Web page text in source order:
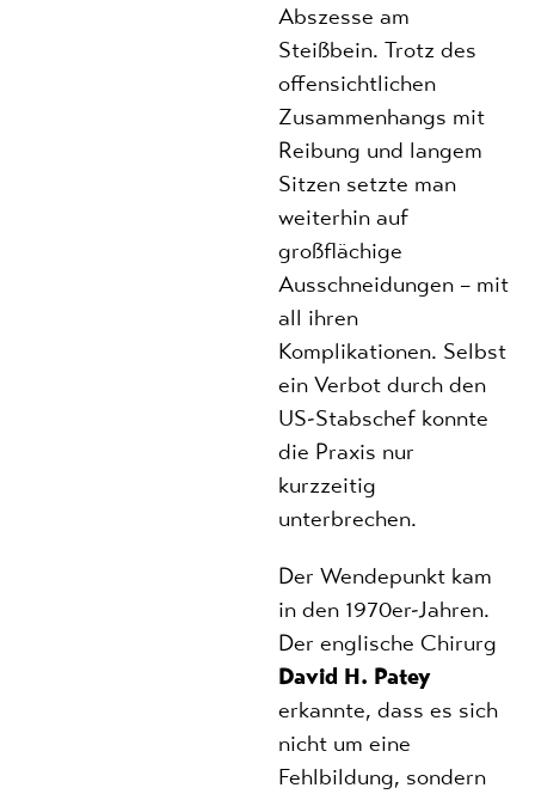
Abszesse am
Steißbein. Trotz des
offensichtlichen
Zusammenhangs mit
Reibung und langem
Sitzen setzte man
weiterhin auf
großflächige
Ausschneidungen – mit
all ihren
Komplikationen. Selbst
ein Verbot durch den
US-Stabschef konnte
die Praxis nur
kurzzeitig
unterbrechen.
Der Wendepunkt kam
in den 1970er-Jahren.
Der englische Chirurg
David H. Patey
erkannte, dass es sich
nicht um eine
Fehlbildung, sondern